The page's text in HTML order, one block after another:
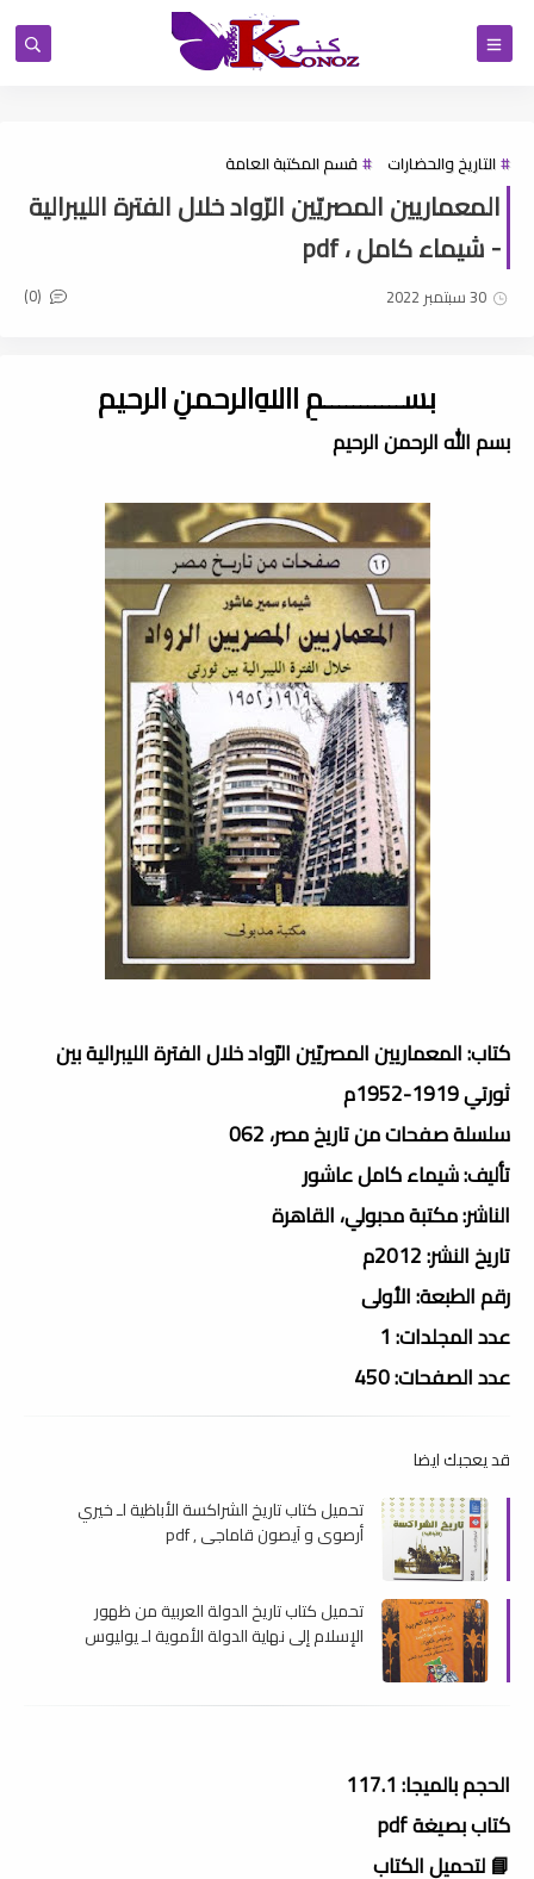
التاريخ والحضارات قسم المكتبة العامة
المعماريين المصريّين الرّواد خلال الفترة الليبرالية
- شيماء كامل ، pdf
30 سبتمبر 2022 (0)
بســـــــــــمِ اﷲِالرحمنِ الرحيم
بسم الله الرحمن الرحيم
كتاب: المعماريين المصريّين الرّواد خلال الفترة الليبرالية بين
ثورتي 1919-1952م
سلسلة صفحات من تاريخ مصر، 062
تأليف: شيماء كامل عاشور
الناشر: مكتبة مدبولي، القاهرة
تاريخ النشر: 2012م
رقم الطبعة: الأولى
عدد المجلدات: 1
عدد الصفحات: 450
قد يعجبك ايضا
تحميل كتاب تاريخ الشراكسة الأباظية لـ خيري
أرصوي و آيصون قاماجي , pdf
تحميل كتاب تاريخ الدولة العربية من ظهور
الإسلام إلي نهاية الدولة الأموية لـ يوليوس
الحجم بالميجا: 117.1
كتاب بصيغة pdf
📘 لتحميل الكتاب